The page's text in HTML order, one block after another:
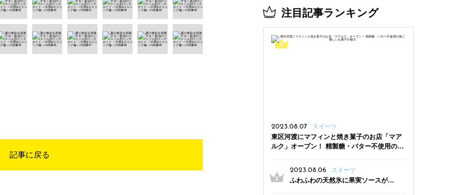
記事に戻る
注目記事ランキング
2023.08.07 スイーツ
東区河渡にマフィンと焼き菓子のお店「マア
ルク」オープン！ 精製糖・バター不使用の体
2023.08.06
スイーツ
ふわふわの天然氷に果実ソースがた